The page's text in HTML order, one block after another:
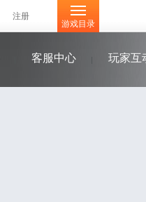
注册
游戏目录
客服中心 玩家互